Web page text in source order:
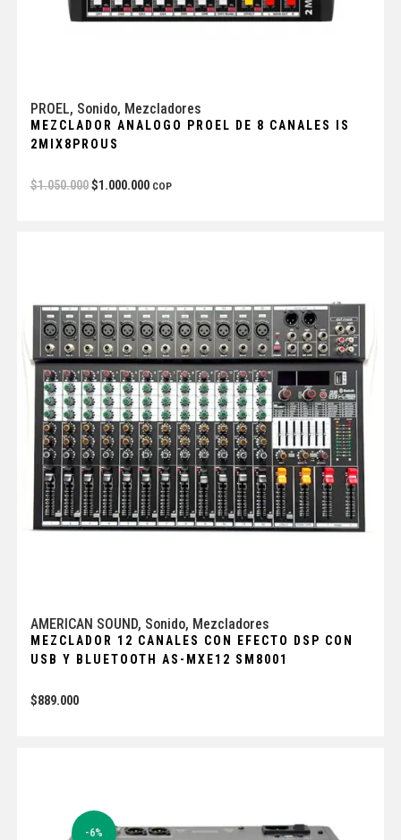
PROEL, Sonido, Mezcladores
MEZCLADOR ANALOGO PROEL DE 8 CANALES IS
2MIX8PROUS
$1.050.000 $1.000.000 COP
AMERICAN SOUND, Sonido, Mezcladores
MEZCLADOR 12 CANALES CON EFECTO DSP CON
USB Y BLUETOOTH AS-MXE12 SM8001
$889.000
-6%